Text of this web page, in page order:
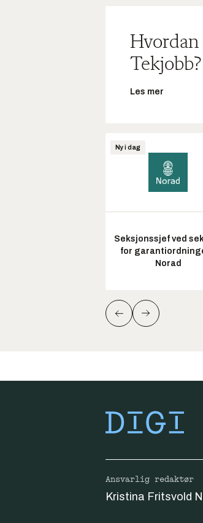
Hvordan
Tekjobb?
Les mer
Ny i dag
Seksjonssjef ved
for
Norad
Ansvarlig redaktør
Kristina Fritsvold